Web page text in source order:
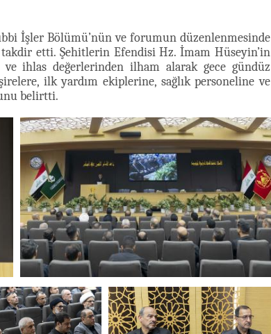
İşler Bölümü’nün ve forumun düzenlenmesinde
etti. Şehitlerin Efendisi Hz. İmam Hüseyin’in
ihlas değerlerinden ilham alarak gece gündüz
ilk yardım ekiplerine, sağlık personeline ve
belirtti.